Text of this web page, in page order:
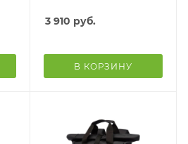
3 910 руб.
В КОРЗИНУ